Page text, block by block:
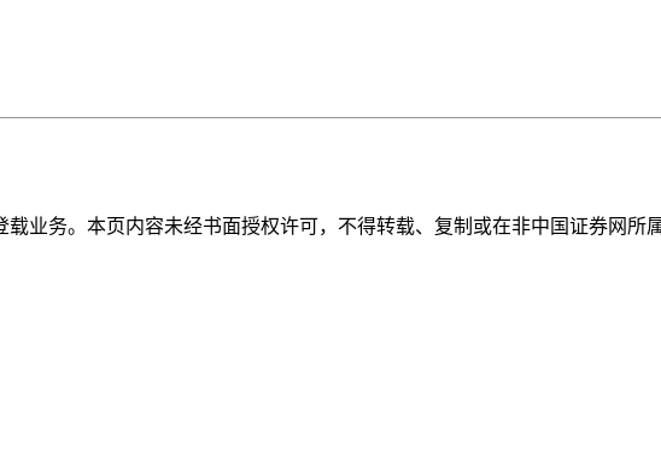
业务。本页内容未经书面授权许可，不得转载、复制或在非中国证券网所